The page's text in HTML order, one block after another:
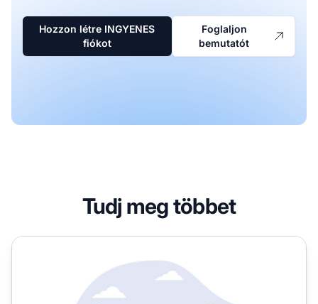
Hozzon létre INGYENES
fiókot
Foglaljon
bemutatót
Tudj meg többet
A 10 legjobb WordPress partnerbővítmény 2026-re